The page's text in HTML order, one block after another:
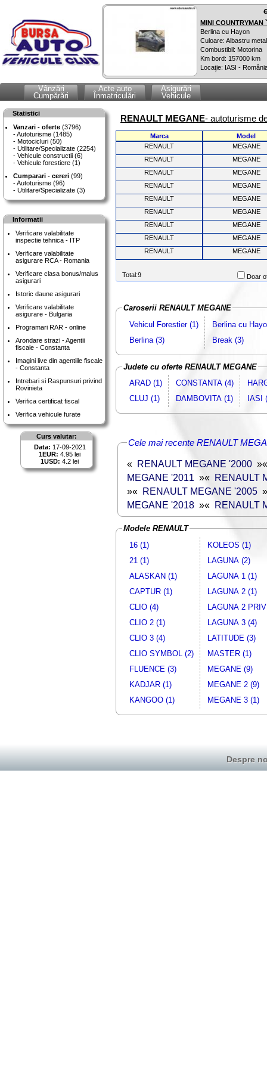
MINI COUNTRYMAN
Berlina cu Hayon
Culoare: Albastru
Combustibil: Motorina
Km bord: 157000 km
Locaţie: IASI -
Vânzări
Cumpărări
Acte auto
Înmatriculări
Asigurări
Vehicule
Statistici
Vanzari - oferte (3796)
Autoturisme (1485)
Motocicluri (50)
Utilitare/Specializate (2254)
Vehicule constructii (6)
Vehicule forestiere (1)
Cumparari - cereri (99)
Autoturisme (96)
Utilitare/Specializate (3)
Informatii
Verificare valabilitate
inspectie tehnica - ITP
Verificare valabilitate
asigurare RCA - Romania
Verificare clasa bonus/malus
asigurari
Istoric daune asigurari
Verificare valabilitate
asigurare - Bulgaria
Programari RAR - online
Arondare strazi - Agentii
fiscale - Constanta
Imagini live din agentiile fiscale
- Constanta
Intrebari si Raspunsuri privind
Rovinieta
Verifica certificat fiscal
Verifica vehicule furate
Curs valutar:
Data: 17-09-2021
1EUR: 4.95 lei
1USD: 4.2 lei
RENAULT MEGANE- autoturisme
Marca
Model
RENAULT
MEGANE
RENAULT
MEGANE
RENAULT
MEGANE
RENAULT
MEGANE
RENAULT
MEGANE
RENAULT
MEGANE
RENAULT
MEGANE
RENAULT
MEGANE
RENAULT
MEGANE
Total:9 Doar
Caroserii RENAULT MEGANE
Vehicul Forestier (1)
Berlina (3)
Berlina cu
Break (3)
Judete cu oferte RENAULT MEGANE
ARAD (1)
CLUJ (1)
CONSTANTA (4)
DAMBOVITA (1)
IASI
Cele mai recente RENAULT
« RENAULT MEGANE '2000 »
MEGANE '2011 »« RENAULT
»« RENAULT MEGANE '2005 »
MEGANE '2018 »« RENAULT
Modele RENAULT
16 (1)
21 (1)
ALASKAN (1)
CAPTUR (1)
CLIO (4)
CLIO 2 (1)
CLIO 3 (4)
CLIO SYMBOL (2)
FLUENCE (3)
KADJAR (1)
KANGOO (1)
KOLEOS (1)
LAGUNA (2)
LAGUNA 1 (1)
LAGUNA 2 (1)
LAGUNA 2
LAGUNA 3 (4)
LATITUDE (3)
MASTER (1)
MEGANE (9)
MEGANE 2 (9)
MEGANE 3 (1)
Despre